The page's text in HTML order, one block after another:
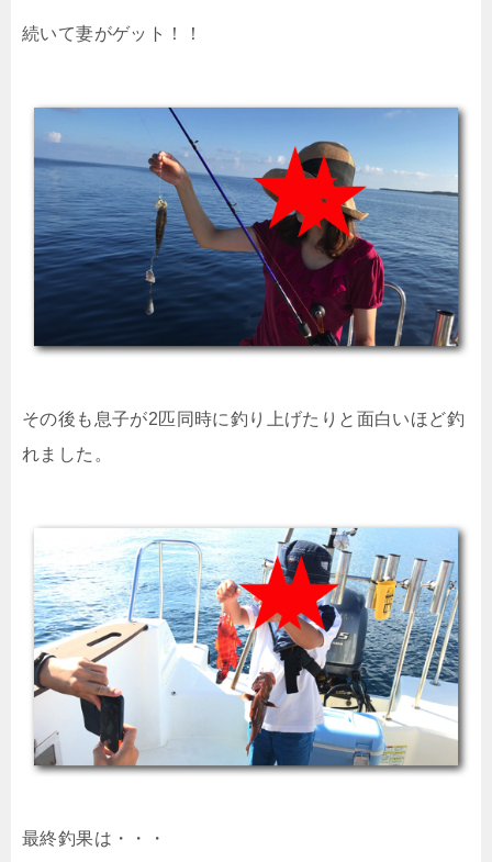
続いて妻がゲット！！
その後も息子が2匹同時に釣り上げたりと面白いほど釣
れました。
最終釣果は・・・